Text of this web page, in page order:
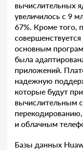
вычислительных
увеличилось с 9
67%. Кроме того,
основным
была
приложений.
надежную
которые будут
вычислительным
и облачным
Базы данных